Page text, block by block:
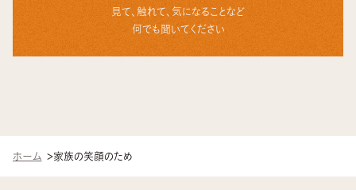
見て、触れて、気になることなど
何でも聞いてください
ホーム 家族の笑顔のため